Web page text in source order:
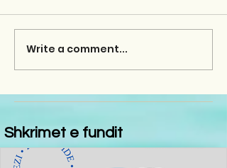
Write a comment...
Shkrimet e fundit